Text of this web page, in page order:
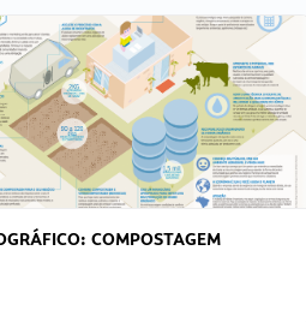
COMPOSTAGEM